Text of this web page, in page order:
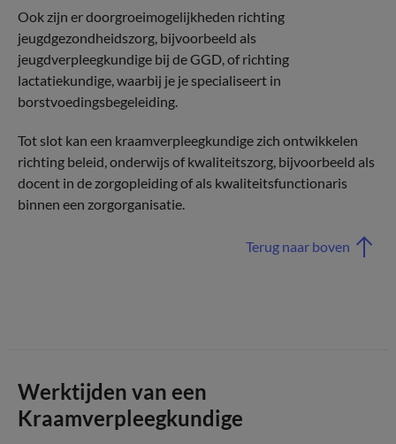
Ook zijn er doorgroeimogelijkheden richting
jeugdgezondheidszorg, bijvoorbeeld als
jeugdverpleegkundige bij de GGD, of richting
lactatiekundige, waarbij je je specialiseert in
borstvoedingsbegeleiding.
Tot slot kan een kraamverpleegkundige zich ontwikkelen
richting beleid, onderwijs of kwaliteitszorg, bijvoorbeeld als
docent in de zorgopleiding of als kwaliteitsfunctionaris
binnen een zorgorganisatie.
Terug naar boven
Werktijden van een
Kraamverpleegkundige